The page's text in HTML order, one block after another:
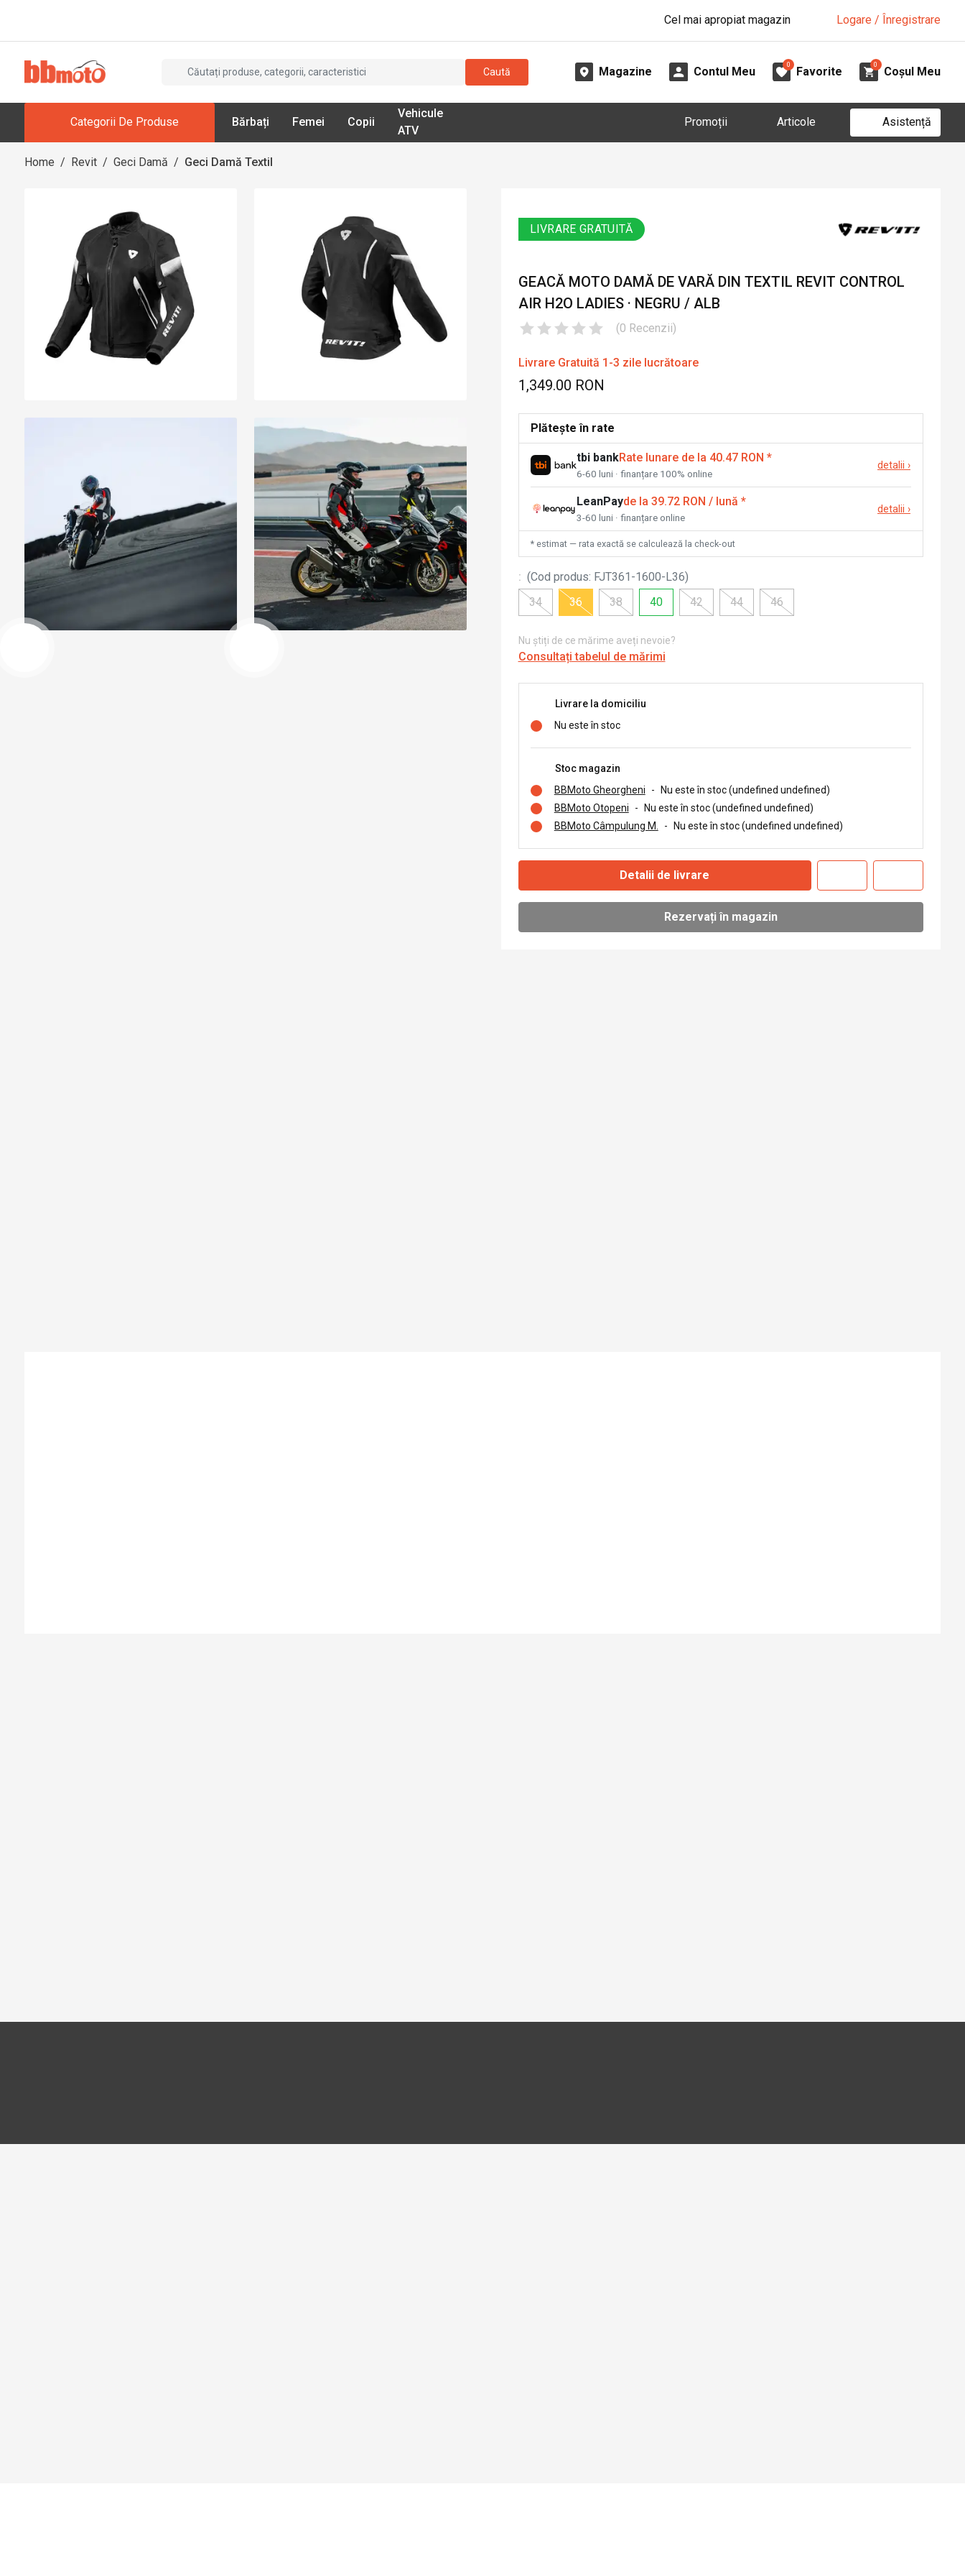
Cel mai apropiat magazin Logare / Înregistrare
Caută Magazine Contul Meu
0
Favorite
0
Coșul Meu
Categorii De Produse Bărbați Femei Copii
Vehicule
ATV
Promoții Articole Asistență
Home / Revit / Geci Damă / Geci Damă Textil
LIVRARE GRATUITĂ
GEACĂ MOTO DAMĂ DE VARĂ DIN TEXTIL REVIT CONTROL
AIR H2O LADIES · NEGRU / ALB
(0 Recenzii)
Livrare Gratuită 1-3 zile lucrătoare
1,349.00 RON
Plătește în rate
tbi bankRate lunare de la 40.47 RON *
6-60 luni · finanțare 100% online
detalii ›
LeanPayde la 39.72 RON / lună *
3-60 luni · finanțare online
detalii ›
* estimat — rata exactă se calculează la check-out
: (Cod produs: FJT361-1600-L36)
34
36 38 40 42 44 46
Nu știți de ce mărime aveți nevoie?
Consultați tabelul de mărimi
Livrare la domiciliu
Nu este în stoc
Stoc magazin
BBMoto Gheorgheni
-
Nu este în stoc (undefined undefined)
BBMoto Otopeni
-
Nu este în stoc (undefined undefined)
BBMoto Câmpulung M.
- Nu este în stoc (undefined undefined)
Detalii de livrare
Rezervați în magazin